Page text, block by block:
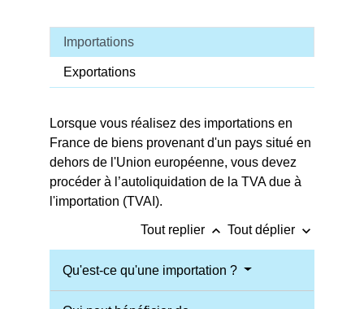
Importations
Exportations
Lorsque vous réalisez des importations en
France de biens provenant d'un pays situé en
dehors de l'Union européenne, vous devez
procéder à l’autoliquidation de la TVA due à
l'importation (TVAI).
Tout replier keyboard_arrow_up Tout déplier keyboard_arrow_down
Qu'est-ce qu'une importation ?